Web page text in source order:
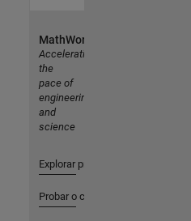
MathWorks
Accelerating
the
pace of
engineering
and
science
Explorar productos
Probar o comprar